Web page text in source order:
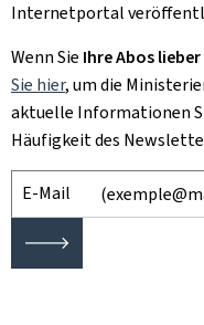
Internetportal
Wenn Sie Ihre Abos
Sie hier, umdie
aktuelle Informationen
Häufigkeit des
E-Mail
🡒